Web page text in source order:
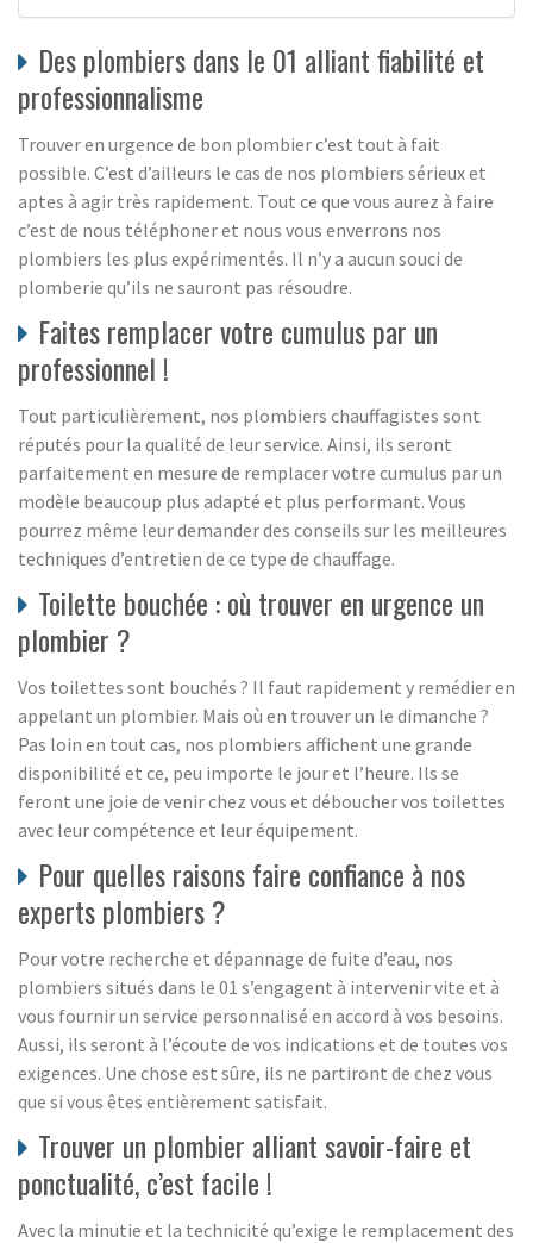
Des plombiers dans le 01 alliant fiabilité et
professionnalisme
Trouver en urgence de bon plombier c’est tout à fait
possible. C’est d’ailleurs le cas de nos plombiers sérieux et
aptes à agir très rapidement. Tout ce que vous aurez à faire
c’est de nous téléphoner et nous vous enverrons nos
plombiers les plus expérimentés. Il n’y a aucun souci de
plomberie qu’ils ne sauront pas résoudre.
Faites remplacer votre cumulus par un
professionnel !
Tout particulièrement, nos plombiers chauffagistes sont
réputés pour la qualité de leur service. Ainsi, ils seront
parfaitement en mesure de remplacer votre cumulus par un
modèle beaucoup plus adapté et plus performant. Vous
pourrez même leur demander des conseils sur les meilleures
techniques d’entretien de ce type de chauffage.
Toilette bouchée : où trouver en urgence un
plombier ?
Vos toilettes sont bouchés ? Il faut rapidement y remédier en
appelant un plombier. Mais où en trouver un le dimanche ?
Pas loin en tout cas, nos plombiers affichent une grande
disponibilité et ce, peu importe le jour et l’heure. Ils se
feront une joie de venir chez vous et déboucher vos toilettes
avec leur compétence et leur équipement.
Pour quelles raisons faire confiance à nos
experts plombiers ?
Pour votre recherche et dépannage de fuite d’eau, nos
plombiers situés dans le 01 s’engagent à intervenir vite et à
vous fournir un service personnalisé en accord à vos besoins.
Aussi, ils seront à l’écoute de vos indications et de toutes vos
exigences. Une chose est sûre, ils ne partiront de chez vous
que si vous êtes entièrement satisfait.
Trouver un plombier alliant savoir-faire et
ponctualité, c’est facile !
Avec la minutie et la technicité qu’exige le remplacement des